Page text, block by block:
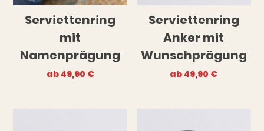
Serviettenring
mit
Namenprägung
ab 49,90 €
Serviettenring
Anker mit
Wunschprägung
ab 49,90 €